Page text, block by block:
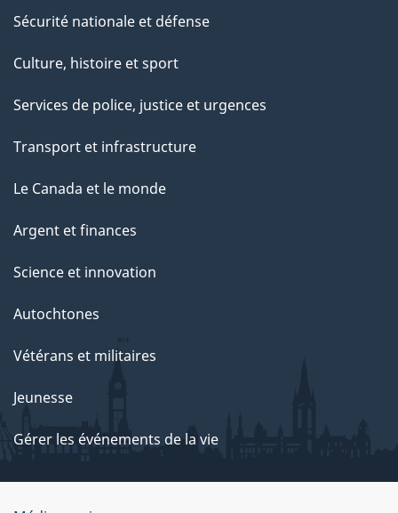
Sécurité nationale et défense
Culture, histoire et sport
Services de police, justice et urgences
Transport et infrastructure
Le Canada et le monde
Argent et finances
Science et innovation
Autochtones
Vétérans et militaires
Jeunesse
Gérer les événements de la vie